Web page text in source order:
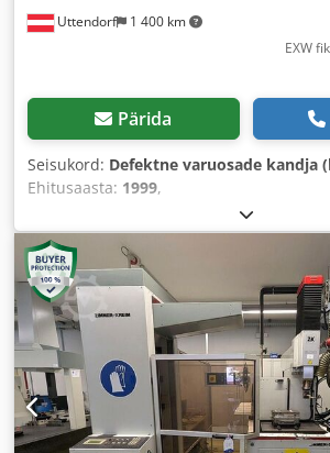
Uttendorf 1 400 km
EXW
Pärida
Seisukord: Defektne varuosade kandja
Ehitusaasta: 1999,